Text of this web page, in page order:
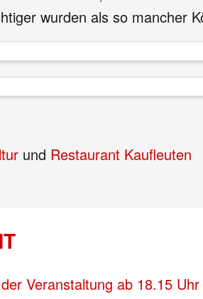
wurden als so mancher
und Restaurant Kaufleuten
Veranstaltung ab 18.15